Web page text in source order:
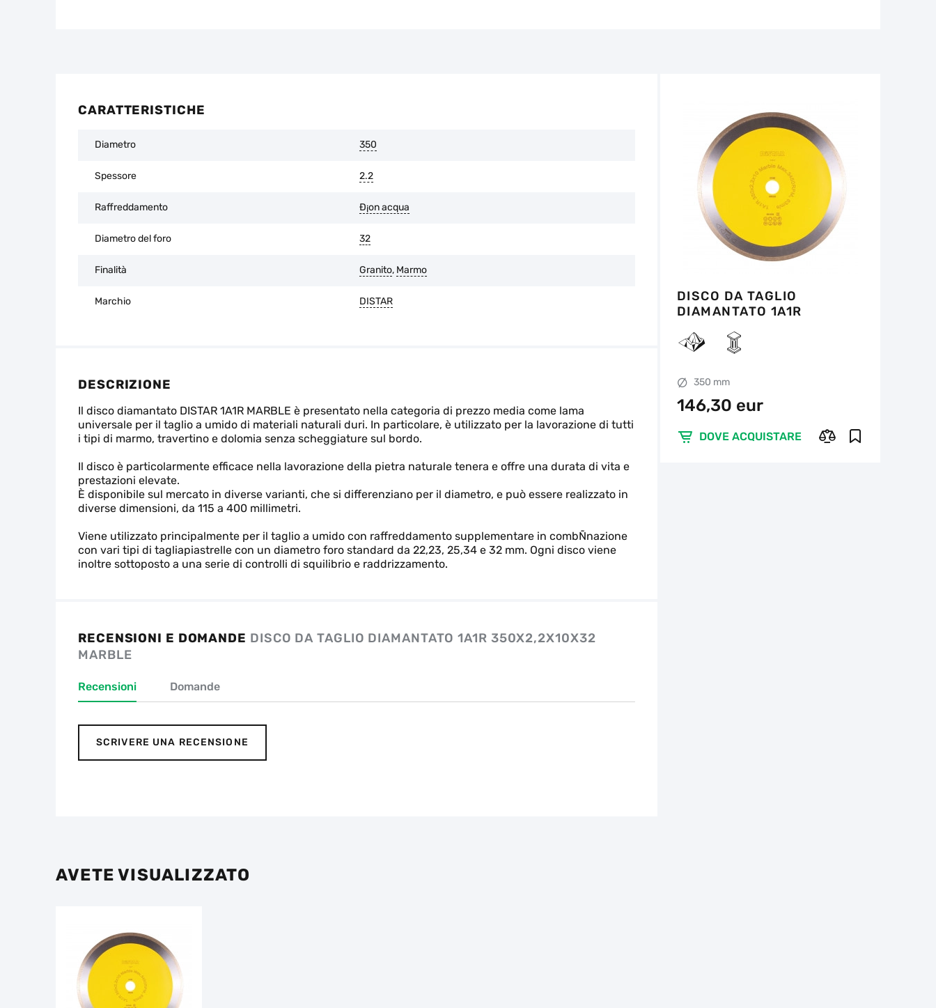
l'imballaggio originale è intatto e non ci sono tracce d'uso.
CARATTERISTICHE
Diametro 350
Spessore 2.2
Raffreddamento Ð¡on acqua
Diametro del foro 32
Finalità Granito, Marmo
Marchio DISTAR
DESCRIZIONE
Il disco diamantato DISTAR 1A1R MARBLE è presentato nella categoria di prezzo media come lama
universale per il taglio a umido di materiali naturali duri. In particolare, è utilizzato per la lavorazione di tutti
i tipi di marmo, travertino e dolomia senza scheggiature sul bordo.
Il disco è particolarmente efficace nella lavorazione della pietra naturale tenera e offre una durata di vita e
prestazioni elevate.
È disponibile sul mercato in diverse varianti, che si differenziano per il diametro, e può essere realizzato in
diverse dimensioni, da 115 a 400 millimetri.
Viene utilizzato principalmente per il taglio a umido con raffreddamento supplementare in combÑnazione
con vari tipi di tagliapiastrelle con un diametro foro standard da 22,23, 25,34 e 32 mm. Ogni disco viene
inoltre sottoposto a una serie di controlli di squilibrio e raddrizzamento.
RECENSIONI E DOMANDE DISCO DA TAGLIO DIAMANTATO 1A1R 350X2,2X10X32
MARBLE
Recensioni Domande
SCRIVERE UNA RECENSIONE
DISCO DA TAGLIO
DIAMANTATO 1A1R
350 mm
146,30 eur
DOVE ACQUISTARE
AVETE VISUALIZZATO